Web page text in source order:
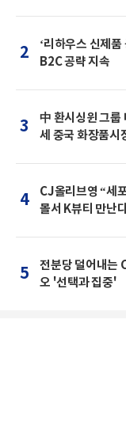
2
‘리하우스 신제
B2C 공략 지속
3
中 환시싱윈 그룹
세 중국 화장품시
4
CJ올리브영 “세
몰서 K뷰티 만난
5
전분당 덜어내는
오 '선택과 집중'